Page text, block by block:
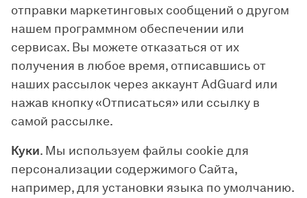
отправки маркетинговых сообщений о другом
нашем программном обеспечении или
сервисах. Вы можете отказаться от их
получения в любое время, отписавшись от
наших рассылок через аккаунт AdGuard или
нажав кнопку «Отписаться» или ссылку в
самой рассылке.
Куки. Мы используем файлы cookie для
персонализации содержимого Сайта,
например, для установки языка по умолчанию.